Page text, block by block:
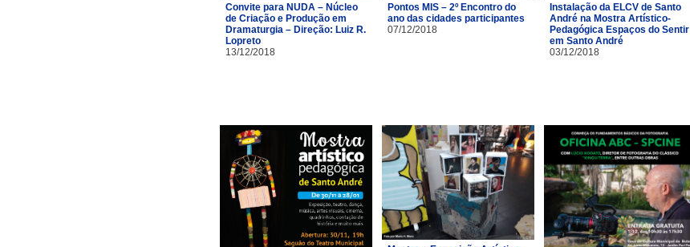
Convite para NUDA – Núcleo
de Criação e Produção em
Dramaturgia – Direção: Luiz R.
Lopreto
13/12/2018
Pontos MIS – 2º Encontro do
ano das cidades participantes
07/12/2018
Instalação da ELCV de Santo
André na Mostra Artístico-
Pedagógica Espaços do Sentir
em Santo André
03/12/2018